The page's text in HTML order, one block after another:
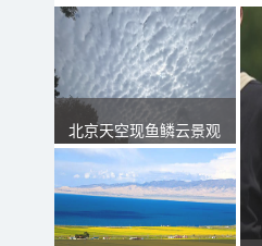
北京天空现鱼鳞云景观